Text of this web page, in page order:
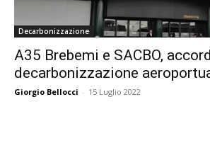
Decarbonizzazione
A35 Brebemi e SACBO,
decarbonizzazione
Giorgio Bellocci - 15 Luglio 2022